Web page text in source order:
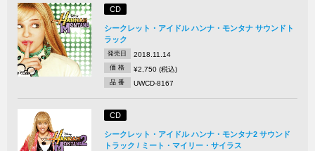
CD
シークレット・アイドル ハンナ・モンタナ サウンドト
ラック
発売日 2018.11.14
価 格 ¥2,750 (税込)
品 番 UWCD-8167
CD
シークレット・アイドル ハンナ・モンタナ2 サウンド
トラック / ミート・マイリー・サイラス